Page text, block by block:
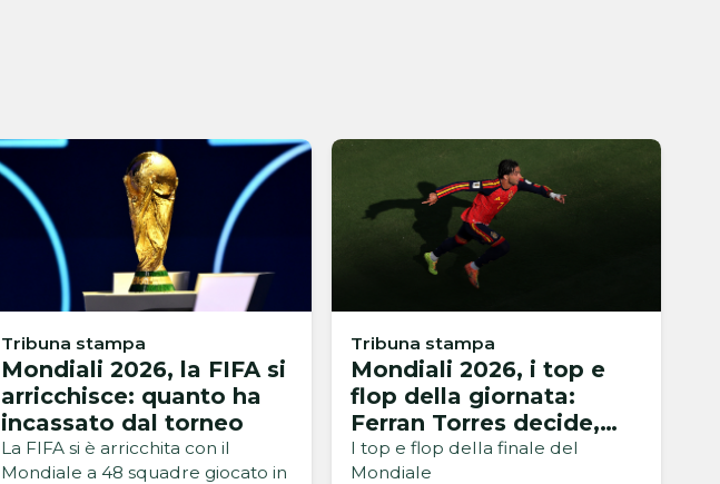
Tribuna stampa
Mondiali 2026, la FIFA si
arricchisce: quanto ha
incassato dal torneo
La FIFA si è arricchita con il
Mondiale a 48 squadre giocato in
Tribuna stampa
Mondiali 2026, i top e
flop della giornata:
Ferran Torres decide,
follia di Enzo Fernandez
I top e flop della finale del
Mondiale